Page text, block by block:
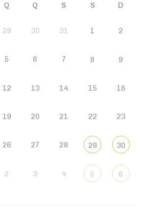
Q Q S S D
29 30 31 1 2
5 6 7 8 9
12 13 14 15 16
19 20 21 22 23
26 27 28 29 30
2 3 4 5 6